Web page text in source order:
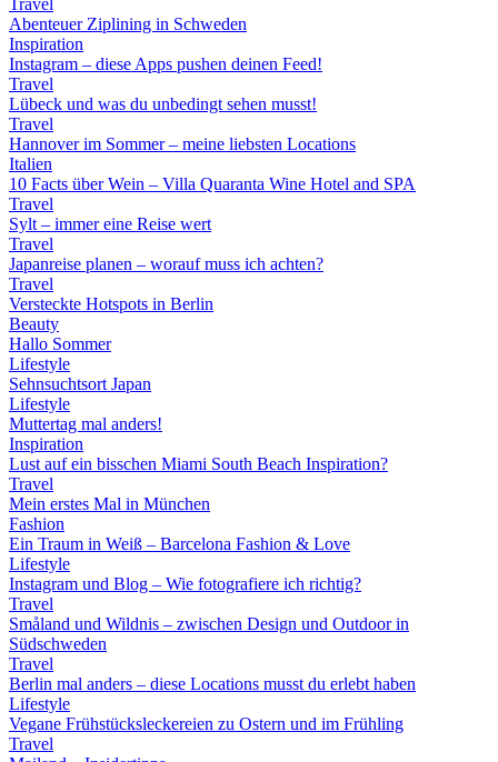
Travel
Abenteuer Ziplining in Schweden
Inspiration
Instagram – diese Apps pushen deinen Feed!
Travel
Lübeck und was du unbedingt sehen musst!
Travel
Hannover im Sommer – meine liebsten Locations
Italien
10 Facts über Wein – Villa Quaranta Wine Hotel and SPA
Travel
Sylt – immer eine Reise wert
Travel
Japanreise planen – worauf muss ich achten?
Travel
Versteckte Hotspots in Berlin
Beauty
Hallo Sommer
Lifestyle
Sehnsuchtsort Japan
Lifestyle
Muttertag mal anders!
Inspiration
Lust auf ein bisschen Miami South Beach Inspiration?
Travel
Mein erstes Mal in München
Fashion
Ein Traum in Weiß – Barcelona Fashion & Love
Lifestyle
Instagram und Blog – Wie fotografiere ich richtig?
Travel
Småland und Wildnis – zwischen Design und Outdoor in
Südschweden
Travel
Berlin mal anders – diese Locations musst du erlebt haben
Lifestyle
Vegane Frühstücksleckereien zu Ostern und im Frühling
Travel